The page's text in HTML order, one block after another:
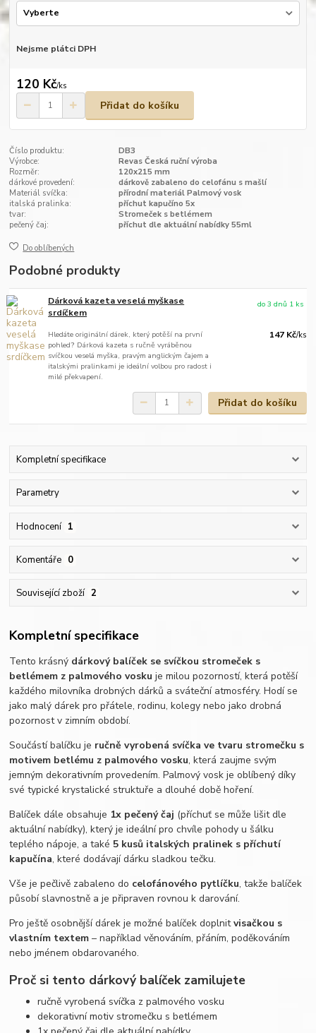
Nejsme plátci DPH
120 Kč/ks
Přidat do košíku
Číslo produktu:
DB3
Výrobce:
Revas Česká ruční výroba
Rozměr:
120x215 mm
dárkové provedení:
dárkově zabaleno do celofánu s mašlí
Materiál svíčka:
přírodní materiál Palmový vosk
italská pralinka:
příchut kapučíno 5x
tvar:
Stromeček s betlémem
pečený čaj:
příchut dle aktuální nabídky 55ml
Do oblíbených
Podobné produkty
Dárková kazeta veselá myškase
srdíčkem
Hledáte originální dárek, který potěší na první
pohled? Dárková kazeta s ručně vyráběnou
svíčkou veselá myška, pravým anglickým čajem a
italskými pralinkami je ideální volbou pro radost i
milé překvapení.
147 Kč/ks
do 3 dnů 1 ks
Přidat do košíku
Kompletní specifikace
Parametry
Hodnocení 1
Komentáře 0
Související zboží 2
Kompletní specifikace
Tento krásný dárkový balíček se svíčkou stromeček s
betlémem z palmového vosku je milou pozorností, která potěší
každého milovníka drobných dárků a sváteční atmosféry. Hodí se
jako malý dárek pro přátele, rodinu, kolegy nebo jako drobná
pozornost v zimním období.
Součástí balíčku je ručně vyrobená svíčka ve tvaru stromečku s
motivem betlému z palmového vosku, která zaujme svým
jemným dekorativním provedením. Palmový vosk je oblíbený díky
své typické krystalické struktuře a dlouhé době hoření.
Balíček dále obsahuje 1x pečený čaj (příchuť se může lišit dle
aktuální nabídky), který je ideální pro chvíle pohody u šálku
teplého nápoje, a také 5 kusů italských pralinek s příchutí
kapučína, které dodávají dárku sladkou tečku.
Vše je pečlivě zabaleno do celofánového pytlíčku, takže balíček
působí slavnostně a je připraven rovnou k darování.
Pro ještě osobnější dárek je možné balíček doplnitvisačkou s
vlastním textem – například věnováním, přáním, poděkováním
nebo jménem obdarovaného.
Proč si tento dárkový balíček zamilujete
ručně vyrobená svíčka z palmového vosku
dekorativní motiv stromečku s betlémem